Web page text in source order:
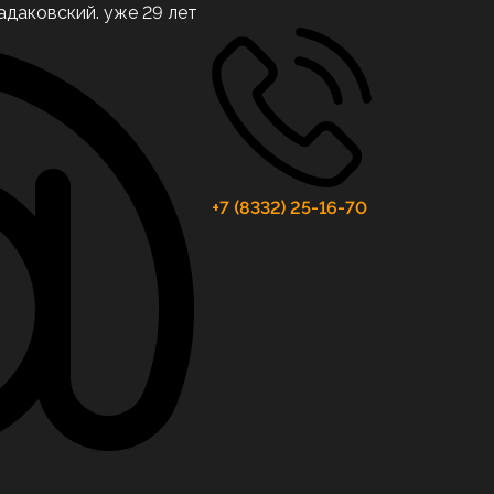
уже 29 лет
+7 (8332) 25-16-70